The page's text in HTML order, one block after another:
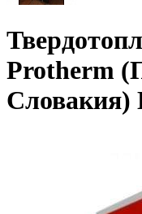
Protherm
Словакия)